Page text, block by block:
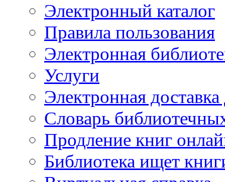
Электронный каталог
Правила пользования
Электронная
Услуги
Электронная
Словарь
Продление книг
Библиотека ищет